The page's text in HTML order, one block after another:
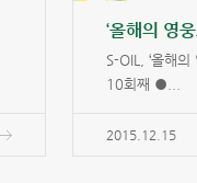
S-OIL, ‘올해
10회째 ●...
2015.12.15